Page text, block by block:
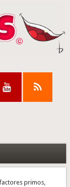
primos,